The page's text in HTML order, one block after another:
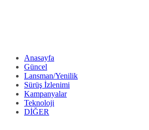
Anasayfa
Güncel
Lansman/Yenilik
Sürüş İzlenimi
Kampanyalar
Teknoloji
DİĞER